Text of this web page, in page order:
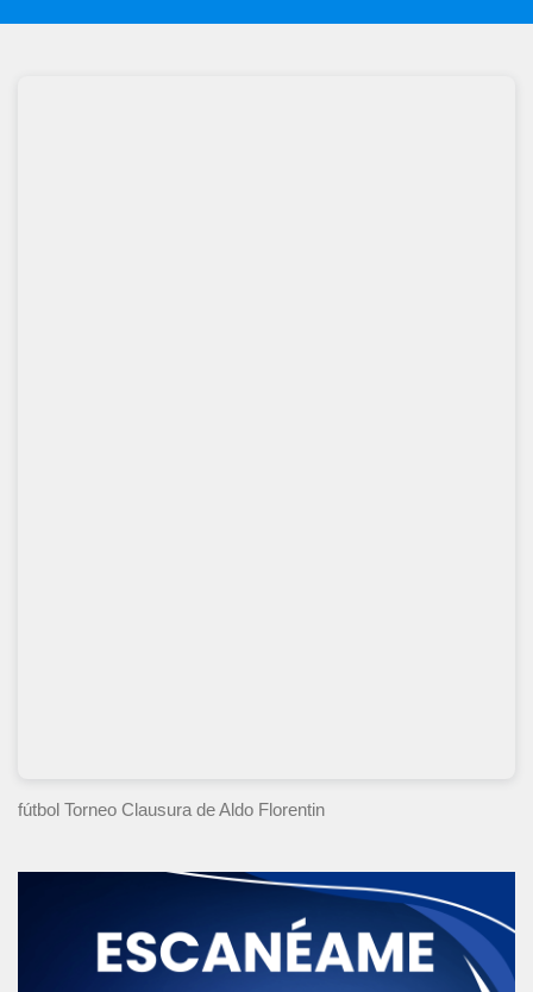
fútbol Torneo Clausura de Aldo Florentin